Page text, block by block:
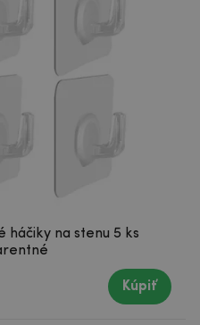
háčiky na stenu 5 ks
Kúpiť